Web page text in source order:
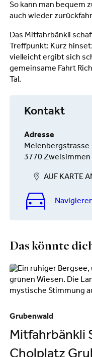
So kann man bequem
auch wieder
Das Mitfahrbänkli
Treffpunkt: Kurz
vielleicht ergibt sich
gemeinsame Fahrt
Tal.
Kontakt
Adresse
Meienbergstrasse
3770 Zweisimmen
AUF KARTE
Das könnte
Grubenwald
Mitfahrbänkli